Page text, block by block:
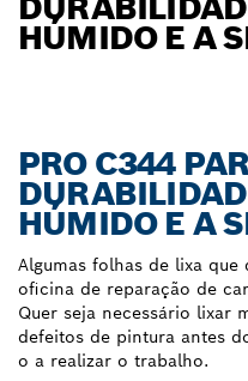
HÚMIDO E A
PRO C344
HÚMIDO E A
Algumas folhas de lixa
oficina de reparação de
Quer seja necessário lixar
defeitos de pintura antes
o a realizar o trabalho.